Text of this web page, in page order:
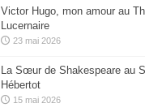
Victor Hugo, mon amour au
Lucernaire
23 mai 2026
La Sœur de Shakespeare au
Hébertot
15 mai 2026